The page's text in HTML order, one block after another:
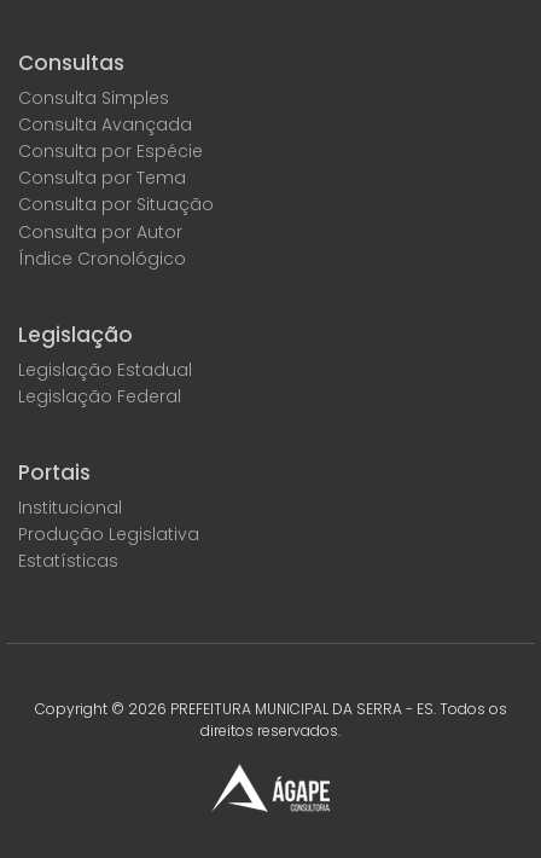
Consultas
Consulta Simples
Consulta Avançada
Consulta por Espécie
Consulta por Tema
Consulta por Situação
Consulta por Autor
Índice Cronológico
Legislação
Legislação Estadual
Legislação Federal
Portais
Institucional
Produção Legislativa
Estatísticas
Copyright © 2026 PREFEITURA MUNICIPAL DA SERRA - ES. Todos os
direitos reservados.